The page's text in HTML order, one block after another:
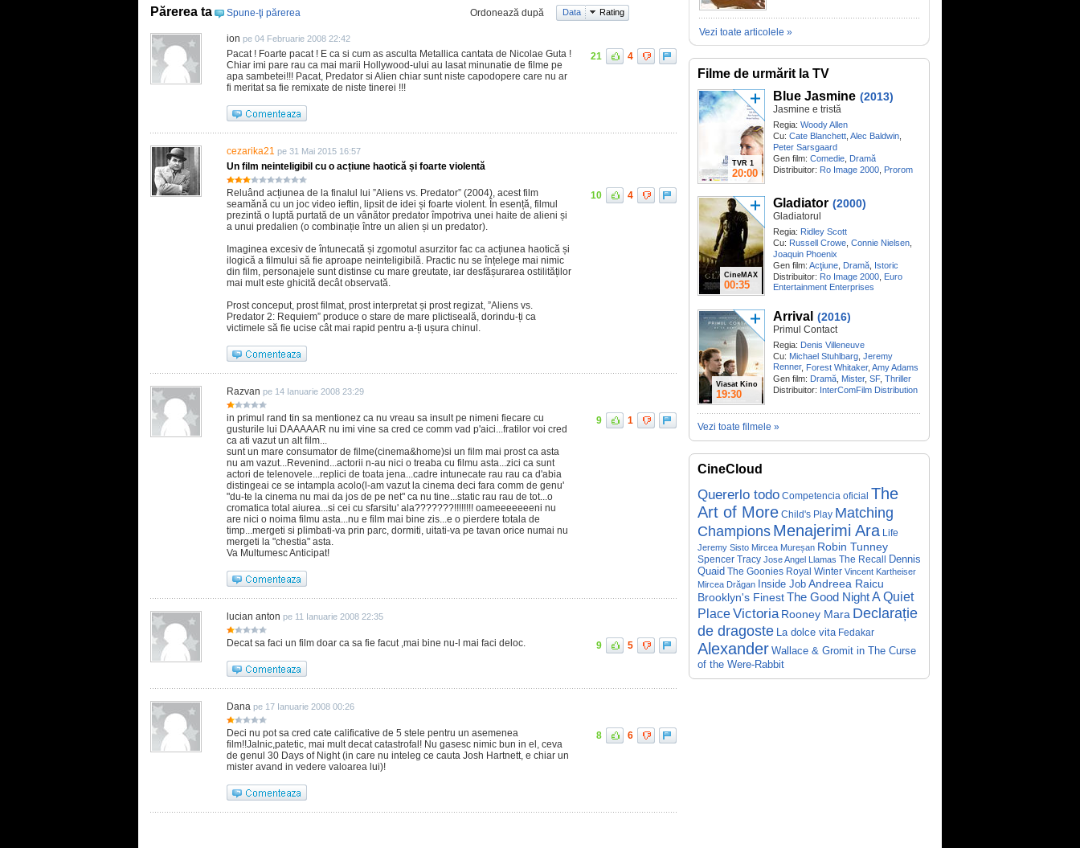
Părerea ta Spune-ţi părerea Ordonează după Data Rating
ion pe 04 Februarie 2008 22:42
Pacat ! Foarte pacat ! E ca si cum as asculta Metallica cantata de Nicolae Guta !
Chiar imi pare rau ca mai marii Hollywood-ului au lasat minunatie de filme pe
apa sambetei!!! Pacat, Predator si Alien chiar sunt niste capodopere care nu ar
fi meritat sa fie remixate de niste tinerei !!!
21 4
cezarika21 pe 31 Mai 2015 16:57
Un film neinteligibil cu o acțiune haotică și foarte violentă
Reluând acțiunea de la finalul lui ”Aliens vs. Predator” (2004), acest film
seamănă cu un joc video ieftin, lipsit de idei și foarte violent. În esență, filmul
prezintă o luptă purtată de un vânător predator împotriva unei haite de alieni și
a unui predalien (o combinație între un alien și un predator).
Imaginea excesiv de întunecată și zgomotul asurzitor fac ca acțiunea haotică și
ilogică a filmului să fie aproape neinteligibilă. Practic nu se înțelege mai nimic
din film, personajele sunt distinse cu mare greutate, iar desfășurarea ostilităților
mai mult este ghicită decât observată.
Prost conceput, prost filmat, prost interpretat și prost regizat, ”Aliens vs.
Predator 2: Requiem” produce o stare de mare plictiseală, dorindu-ți ca
victimele să fie ucise cât mai rapid pentru a-ți ușura chinul.
10 4
Razvan pe 14 Ianuarie 2008 23:29
in primul rand tin sa mentionez ca nu vreau sa insult pe nimeni fiecare cu
gusturile lui DAAAAAR nu imi vine sa cred ce comm vad p'aici...fratilor voi cred
ca ati vazut un alt film...
sunt un mare consumator de filme(cinema&home)si un film mai prost ca asta
nu am vazut...Revenind...actorii n-au nici o treaba cu filmu asta...zici ca sunt
actori de telenovele...replici de toata jena...cadre intunecate rau rau ca d'abia
distingeai ce se intampla acolo(l-am vazut la cinema deci fara comm de genu'
"du-te la cinema nu mai da jos de pe net" ca nu tine...static rau rau de tot...o
cromatica total aiurea...si cei cu sfarsitu' ala???????!!!!!!!! oameeeeeeeni nu
are nici o noima filmu asta...nu e film mai bine zis...e o pierdere totala de
timp...mergeti si plimbati-va prin parc, dormiti, uitati-va pe tavan orice numai nu
mergeti la "chestia" asta.
Va Multumesc Anticipat!
9 1
lucian anton pe 11 Ianuarie 2008 22:35
Decat sa faci un film doar ca sa fie facut ,mai bine nu-l mai faci deloc. 9 5
Dana pe 17 Ianuarie 2008 00:26
Deci nu pot sa cred cate calificative de 5 stele pentru un asemenea
film!!Jalnic,patetic, mai mult decat catastrofal! Nu gasesc nimic bun in el, ceva
de genul 30 Days of Night (in care nu inteleg ce cauta Josh Hartnett, e chiar un
mister avand in vedere valoarea lui)!
8 6
Vezi toate articolele »
Filme de urmărit la TV
TVR 1
20:00
Blue Jasmine (2013)
Jasmine e tristă
Regia: Woody Allen
Cu: Cate Blanchett Alec Baldwin
Peter Sarsgaard
Gen film: Comedie Dramă
Distribuitor: Ro Image 2000 Prorom
CineMAX
00:35
Gladiator (2000)
Gladiatorul
Regia: Ridley Scott
Cu: Russell Crowe Connie Nielsen
Joaquin Phoenix
Gen film: Acţiune Dramă Istoric
Distribuitor: Ro Image 2000 Euro
Entertainment Enterprises
Viasat Kino
19:30
Arrival (2016)
Primul Contact
Regia: Denis Villeneuve
Cu: Michael Stuhlbarg Jeremy
Renner, Forest Whitaker, Amy Adams
Gen film: Dramă Mister, SF, Thriller
Distribuitor: InterComFilm Distribution
Vezi toate filmele »
CineCloud
Quererlo todo Competencia oficial The
Art of More Child's Play Matching
ChampionsMenajerimi Ara Life
Jeremy Sisto Mircea Mureșan Robin Tunney
Spencer Tracy Jose Angel Llamas The Recall
Dennis
Quaid The Goonies Royal Winter Vincent Kartheiser
Mircea Drăgan Inside Job Andreea Raicu
Brooklyn's FinestThe Good NightA Quiet
PlaceVictoria Rooney Mara Declarație
de dragoste La dolce vita Fedakar
Alexander Wallace & Gromit in The Curse
of the Were-Rabbit